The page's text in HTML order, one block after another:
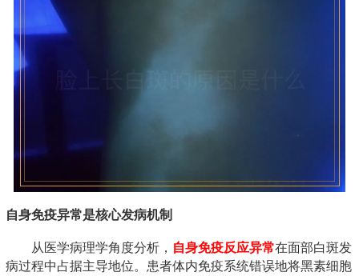
自身免疫异常是核心发病机制
从医学病理学角度分析， 自身免疫反应异常在面部白斑发
病过程中占据主导地位。患者体内免疫系统错误地将黑素细胞